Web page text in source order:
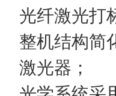
光纤激光打
整机结构简
激光器；